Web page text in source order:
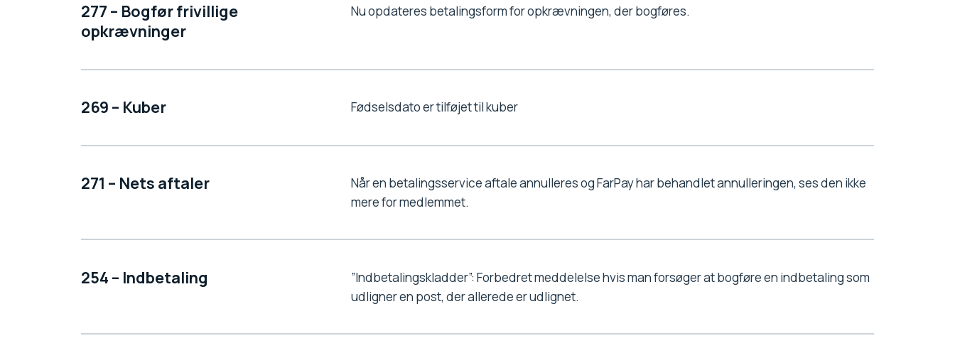
277 – Bogfør frivillige
opkrævninger
Nu opdateres betalingsform for opkrævningen, der bogføres.
269 – Kuber Fødselsdato er tilføjet til kuber
271 – Nets aftaler
Når en betalingsservice aftale annulleres og FarPay har behandlet annulleringen, ses den ikke
mere for medlemmet.
254 – Indbetaling
”Indbetalingskladder”: Forbedret meddelelse hvis man forsøger at bogføre en indbetaling som
udligner en post, der allerede er udlignet.